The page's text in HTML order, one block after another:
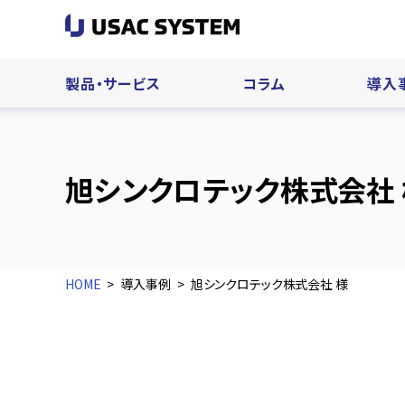
製品・サービス コラム 導入
旭シンクロテック株式会社
HOME 導入事例 旭シンクロテック株式会社 様